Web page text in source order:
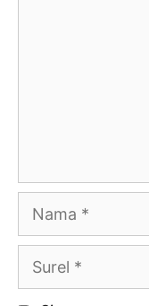
Nama
Surel